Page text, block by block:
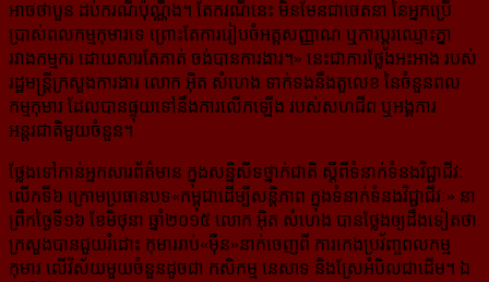
អាចថាបួន ដប់ករណីប៉ុណ្ណឹង។ តែ​ករណីនេះ មិនមែនជាចេតនា នៃអ្នកប្រើ
ប្រាស់ពលកម្មកុមារទេ ព្រោះតែការរៀបចំអត្តសញ្ញាណ ឬការប្តូរ​ឈ្មោះ​គ្នា
រវាងកម្មករ ដោយសារតែគាត់ ចង់បានការងារ។» នេះជាការថ្លែងអះអាង របស់
រដ្ឋមន្រ្តី​ក្រសួង​ការងារ លោក អ៊ិត សំហេង ទាក់ទងនឹងតួលេខ នៃចំនួនពល
កម្មកុមារ ដែលបានផ្ទុយទៅនឹងការលើកឡើង របស់សហជីព ឬអង្គការ
អន្តរជាតិមួយចំនួន។
ថ្លែងទៅកាន់អ្នកសារព័ត៌មាន ក្នុងសន្និសីទថ្នាក់ជាតិ ស្តីពីទំនាក់ទំនងវិជ្ជាជីវៈ
លើកទី៦ ក្រោម​ប្រធាន​បទ​«កម្ពុជា​ដើម្បីសន្តិភាព ក្នុងទំនាក់ទំនងវិជ្ជាជីវៈ» នា
ព្រឹកថ្ងៃទី១៦ ខែមិថុនា ឆ្នាំ២០១៥ លោក អ៊ិត សំហេង បាន​ថ្លែង​ឲ្យដឹងទៀតថា
ក្រសួងបានជួយរំដោះ កុមាររាប់«ម៉ឺន»នាក់ចេញពី ការកេងប្រវ័ញ្ចពលកម្ម
កុមារ លើ​វិស័យ​មួយចំនួនដូចជា កសិកម្ម នេសាទ និងស្រែអំបិលជាដើម។ ឯ